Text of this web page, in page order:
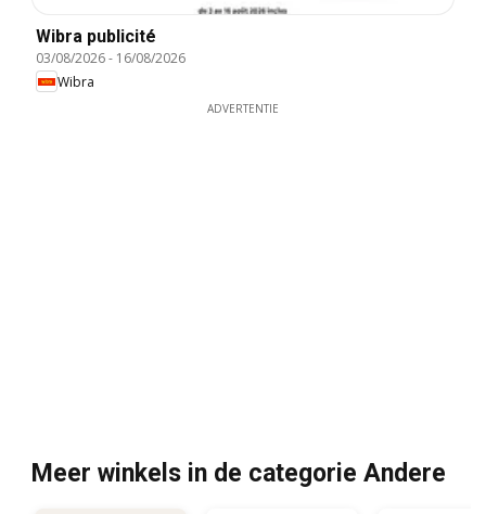
Wibra publicité
03/08/2026- 16/08/2026
Wibra
ADVERTENTIE
Meer winkels in de categorie Andere